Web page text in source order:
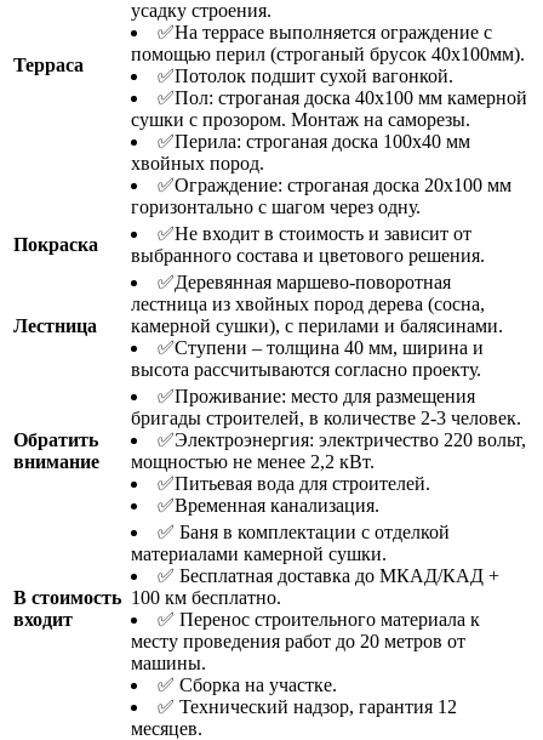
Терраса
усадку строения.
✅На террасе выполняется ограждение с
помощью перил (строганый брусок 40х100мм).
✅Потолок подшит сухой вагонкой.
✅Пол: строганая доска 40х100 мм камерной
сушки с прозором. Монтаж на саморезы.
✅Перила: строганая доска 100х40 мм
хвойных пород.
✅Ограждение: строганая доска 20х100 мм
горизонтально с шагом через одну.
Покраска
✅Не входит в стоимость и зависит от
выбранного состава и цветового решения.
Лестница
✅Деревянная маршевo-поворотная
лестница из хвойных пород дерева (сосна,
камерной сушки), с перилами и балясинами.
✅Ступени – толщина 40 мм, ширина и
высота рассчитываются согласно проекту.
Обратить
внимание
✅Проживание: место для размещения
бригады строителей, в количестве 2-3 человек.
✅Электроэнергия: электричество 220 вольт,
мощностью не менее 2,2 кВт.
✅Питьевая вода для строителей.
✅Временная канализация.
В стоимость
входит
✅ Баня в комплектации с отделкой
материалами камерной сушки.
✅ Бесплатная доставка до МКАД/КАД +
100 км бесплатно.
✅ Перенос строительного материала к
месту проведения работ до 20 метров от
машины.
✅ Сборка на участке.
✅ Технический надзор, гарантия 12
месяцев.